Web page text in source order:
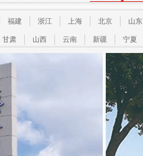
福建 浙江 上海 北京 山东
甘肃 山西 云南 新疆 宁夏